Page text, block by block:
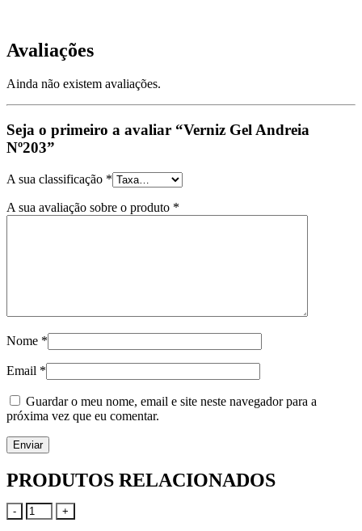
Avaliações
Ainda não existem avaliações.
Seja o primeiro a avaliar “Verniz Gel Andreia
Nº203”
A sua classificação *
A sua avaliação sobre o produto *
Nome *
Email *
Guardar o meu nome, email e site neste navegador para a
próxima vez que eu comentar.
PRODUTOS RELACIONADOS
- +